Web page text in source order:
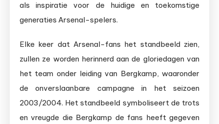
als inspiratie voor de huidige en toekomstige
generaties Arsenal-spelers.
Elke keer dat Arsenal-fans het standbeeld zien,
zullen ze worden herinnerd aan de gloriedagen van
het team onder leiding van Bergkamp, waaronder
de onverslaanbare campagne in het seizoen
2003/2004. Het standbeeld symboliseert de trots
en vreugde die Bergkamp de fans heeft gegeven